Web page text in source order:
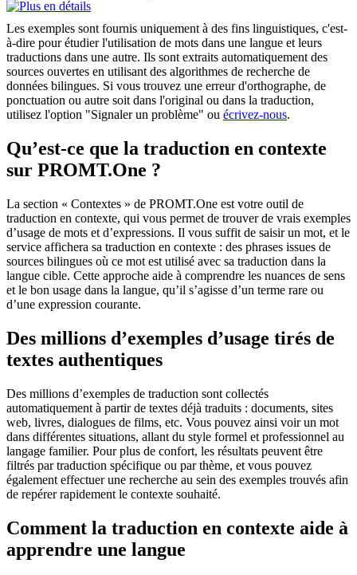
Les exemples sont fournis uniquement à des fins linguistiques, c'est-
à-dire pour étudier l'utilisation de mots dans une langue et leurs
traductions dans une autre. Ils sont extraits automatiquement des
sources ouvertes en utilisant des algorithmes de recherche de
données bilingues. Si vous trouvez une erreur d'orthographe, de
ponctuation ou autre soit dans l'original ou dans la traduction,
utilisez l'option "Signaler un problème" ou écrivez-nous.
Qu’est-ce que la traduction en contexte
sur PROMT.One ?
La section « Contextes » de PROMT.One est votre outil de
traduction en contexte, qui vous permet de trouver de vrais exemples
d’usage de mots et d’expressions. Il vous suffit de saisir un mot, et le
service affichera sa traduction en contexte : des phrases issues de
sources bilingues où ce mot est utilisé avec sa traduction dans la
langue cible. Cette approche aide à comprendre les nuances de sens
et le bon usage dans la langue, qu’il s’agisse d’un terme rare ou
d’une expression courante.
Des millions d’exemples d’usage tirés de
textes authentiques
Des millions d’exemples de traduction sont collectés
automatiquement à partir de textes déjà traduits : documents, sites
web, livres, dialogues de films, etc. Vous pouvez ainsi voir un mot
dans différentes situations, allant du style formel et professionnel au
langage familier. Pour plus de confort, les résultats peuvent être
filtrés par traduction spécifique ou par thème, et vous pouvez
également effectuer une recherche au sein des exemples trouvés afin
de repérer rapidement le contexte souhaité.
Comment la traduction en contexte aide à
apprendre une langue